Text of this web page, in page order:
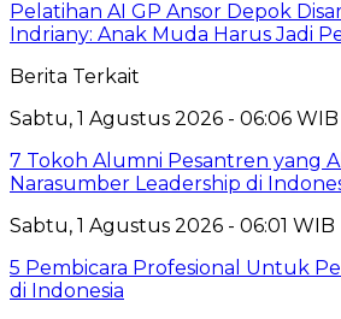
Pelatihan AI GP Ansor Depok
Indriany: Anak Muda Harus Jadi
Berita Terkait
Sabtu, 1 Agustus 2026 - 06:06 WIB
7 Tokoh Alumni Pesantren yang
Narasumber Leadership di
Sabtu, 1 Agustus 2026 - 06:01 WIB
5 Pembicara Profesional Untuk
di Indonesia